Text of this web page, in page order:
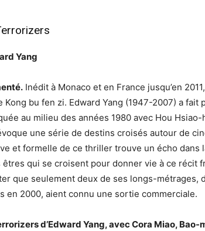
Yang
Inédit à Monaco et en France jusqu’en
Kong bu fen zi. Edward Yang (1947-2007) a
au milieu des années 1980 avec Hou
une série de destins croisés autour de
et formelle de ce thriller trouve un écho dans
êtres qui se croisent pour donner vie à ce récit
que seulement deux de ses longs-métrages,
en 2000, aient connu une sortie commerciale.
d’Edward Yang, avec Cora Miao, Bao-